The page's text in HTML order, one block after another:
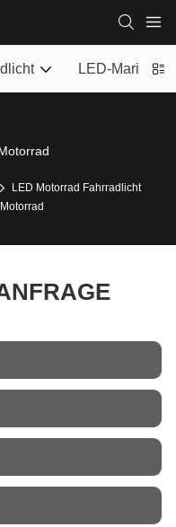
LED-
LED Motorrad Fahrradlicht